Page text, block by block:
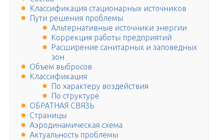
Классификация стационарных источников
Пути решения проблемы
Альтернативные источники энергии
Коррекция работы предприятий
Расширение санитарных и заповедных
зон
Объем выбросов
Классификация
По характеру воздействия
По структуре
ОБРАТНАЯ СВЯЗЬ
Страницы
Аэродинамическая схема
Актуальность проблемы